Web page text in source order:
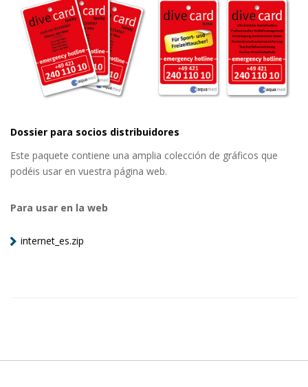
Dossier para socios distribuidores
Este paquete contiene una amplia colección de gráficos que
podéis usar en vuestra página web.
Para usar en la web
internet_es.zip